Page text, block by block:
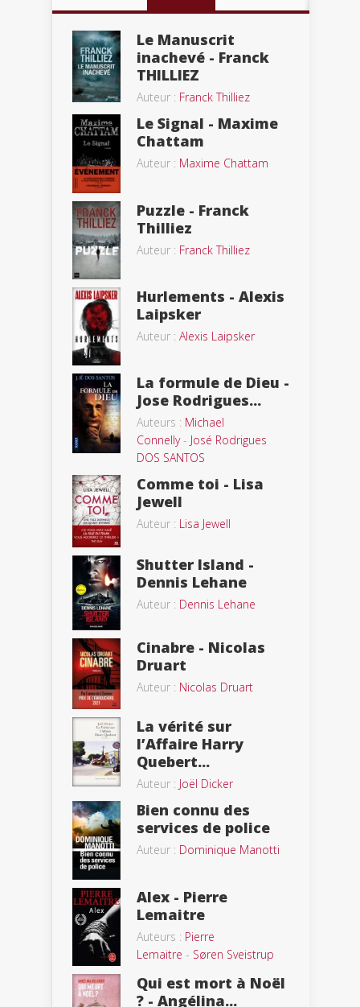
Le Manuscrit
inachevé - Franck
THILLIEZ
Auteur : Franck Thilliez
Le Signal - Maxime
Chattam
Auteur : Maxime Chattam
Puzzle - Franck
Thilliez
Auteur : Franck Thilliez
Hurlements - Alexis
Laipsker
Auteur : Alexis Laipsker
La formule de Dieu -
Jose Rodrigues...
Auteurs : Michael
Connelly- José Rodrigues
DOS SANTOS
Comme toi - Lisa
Jewell
Auteur : Lisa Jewell
Shutter Island -
Dennis Lehane
Auteur : Dennis Lehane
Cinabre - Nicolas
Druart
Auteur : Nicolas Druart
La vérité sur
l’Affaire Harry
Quebert...
Auteur : Joël Dicker
Bien connu des
services de police
Auteur : Dominique Manotti
Alex - Pierre
Lemaitre
Auteurs : Pierre
Lemaitre - Søren Sveistrup
Qui est mort à Noël
? - Angélina...